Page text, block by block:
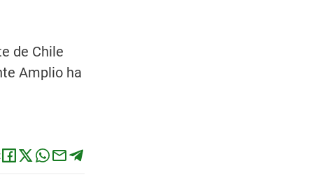
de Chile
Amplio ha